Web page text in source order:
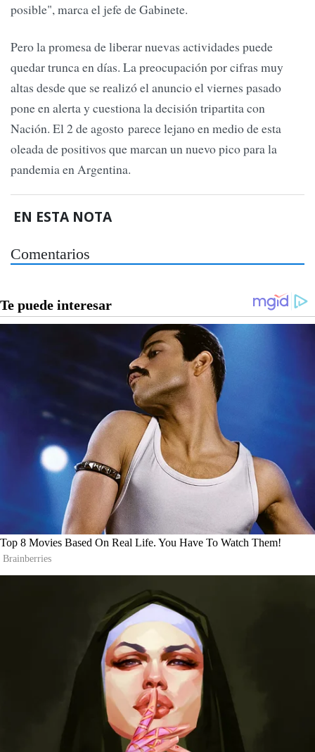
posible", marca el jefe de Gabinete.
Pero la promesa de liberar nuevas actividades puede
quedar trunca en días. La preocupación por cifras muy
altas desde que se realizó el anuncio el viernes pasado
pone en alerta y cuestiona la decisión tripartita con
Nación. El 2 de agosto parece lejano en medio de esta
oleada de positivos que marcan un nuevo pico para la
pandemia en Argentina.
EN ESTA NOTA
Comentarios